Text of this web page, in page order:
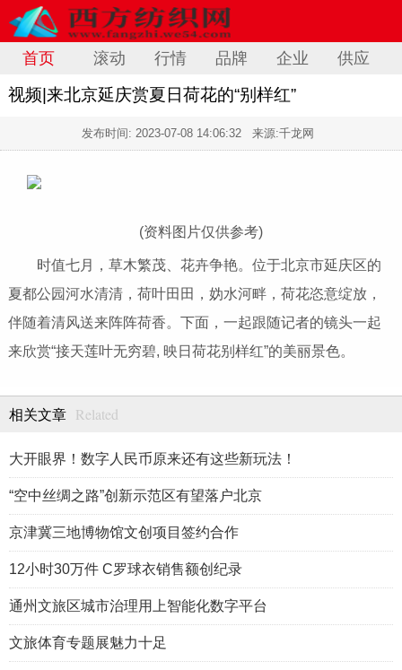
首页 滚动 行情 品牌 企业 供应
视频|来北京延庆赏夏日荷花的“别样红”
发布时间: 2023-07-08 14:06:32 来源:千龙网
(资料图片仅供参考)
时值七月，草木繁茂、花卉争艳。位于北京市延庆区的
夏都公园河水清清，荷叶田田，妫水河畔，荷花恣意绽放，
伴随着清风送来阵阵荷香。下面，一起跟随记者的镜头一起
来欣赏“接天莲叶无穷碧, 映日荷花别样红”的美丽景色。
相关文章 Related
大开眼界！数字人民币原来还有这些新玩法！
“空中丝绸之路”创新示范区有望落户北京
京津冀三地博物馆文创项目签约合作
12小时30万件 C罗球衣销售额创纪录
通州文旅区城市治理用上智能化数字平台
文旅体育专题展魅力十足